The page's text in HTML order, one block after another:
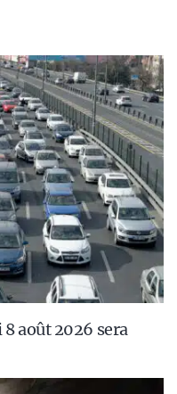
août 2026 sera